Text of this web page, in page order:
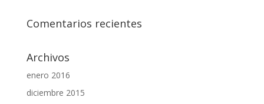
Comentarios recientes
Archivos
enero 2016
diciembre 2015